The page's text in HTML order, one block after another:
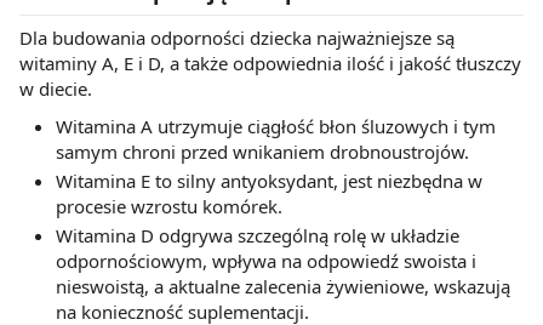
Dla budowania odporności dziecka najważniejsze są
witaminy A, E i D, a także odpowiednia ilość i jakość tłuszczy
w diecie.
Witamina A utrzymuje ciągłość błon śluzowych i tym
samym chroni przed wnikaniem drobnoustrojów.
Witamina E to silny antyoksydant, jest niezbędna w
procesie wzrostu komórek.
Witamina D odgrywa szczególną rolę w układzie
odpornościowym, wpływa na odpowiedź swoista i
nieswoistą, a aktualne zalecenia żywieniowe, wskazują
na konieczność suplementacji.